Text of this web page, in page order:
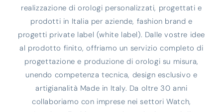
realizzazione di orologi personalizzati, progettati e
prodotti in Italia per aziende, fashion brand e
progetti private label (white label). Dalle vostre idee
al prodotto finito, offriamo un servizio completo di
progettazione e produzione di orologi su misura,
unendo competenza tecnica, design esclusivo e
artigianalità Made in Italy. Da oltre 30 anni
collaboriamo con imprese nei settori Watch,